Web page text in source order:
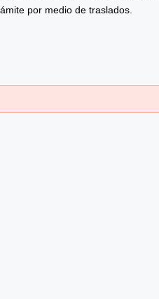
por medio de traslados.